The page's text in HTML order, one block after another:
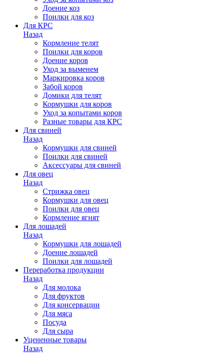
Доение коз
Поилки для коз
Для КРС
Назад
Кормление телят
Поилки для коров
Доение коров
Уход за выменем
Маркировка коров
Забой коров
Домики для телят
Кормушки для коров
Уход за копытами коров
Разные товары для КРС
Для свиней
Назад
Кормушки для свиней
Поилки для свиней
Аксессуары для свиней
Для овец
Назад
Стрижка овец
Кормушки для овец
Поилки для овец
Кормление ягнят
Для лошадей
Назад
Кормушки для лошадей
Доение лошадей
Поилки для лошадей
Переработка продукции
Назад
Для молока
Для фруктов
Для консервации
Для мяса
Посуда
Для сыра
Уцененные товары
Назад